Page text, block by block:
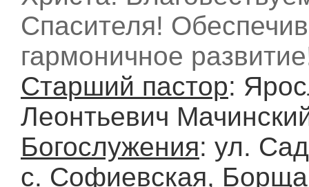
Спасителя!
гармоничное
Старший пастор:
Леонтьевич
Богослужения: ул.
с. Софиевская,